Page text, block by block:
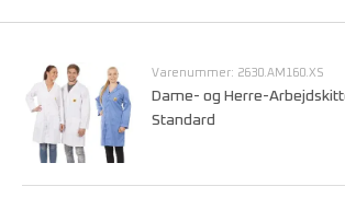
Trykknaplukning, skjult.
Kan maskinvaskes ved 60°C.
Varenummer: 2630.AM160.XS
Dame- og Herre-
Standard